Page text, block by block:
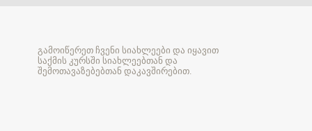
გამოიწერეთ ჩვენი სიახლეები და იყავით
საქმის კურსში სიახლეებთან და
შემოთავაზებებთან დაკავშირებით.